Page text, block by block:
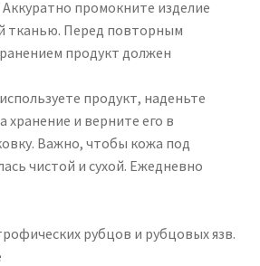
промокните изделие
тканью. Перед повторным
продукт должен
продукт, наденьте
хранение и верните его в
Важно, чтобы кожа под
чистой и сухой. Ежедневно
рубцов и рубцовых язв.